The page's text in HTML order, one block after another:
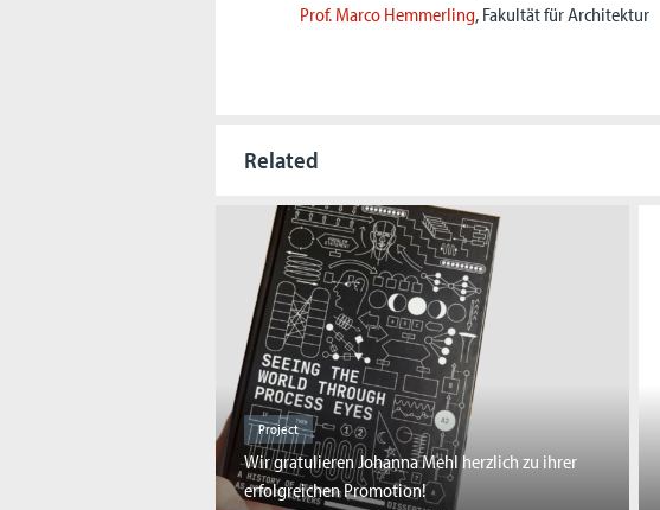
Prof. Marco Hemmerling, Fakultät für Architektur
Related
Project
Wir gratulieren Johanna Mehl herzlich zu ihrer
erfolgreichen Promotion!